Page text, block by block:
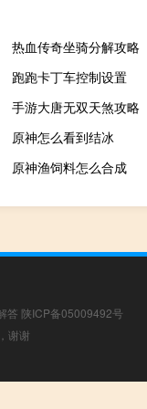
热血传奇坐骑分解攻略
跑跑卡丁车控制设置
手游大唐无双天煞攻略
原神怎么看到结冰
原神渔饲料怎么合成
答 陕ICP备05009492号
谢谢